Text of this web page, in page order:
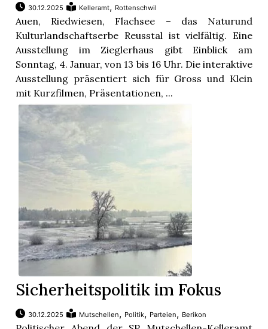
30.12.2025 Kelleramt, Rottenschwil
Auen, Riedwiesen, Flachsee – das Naturund
Kulturlandschaftserbe Reusstal ist vielfältig. Eine
Ausstellung im Zieglerhaus gibt Einblick am
Sonntag, 4. Januar, von 13 bis 16 Uhr. Die interaktive
Ausstellung präsentiert sich für Gross und Klein
mit Kurzfilmen, Präsentationen, ...
Sicherheitspolitik im Fokus
30.12.2025 Mutschellen, Politik, Parteien, Berikon